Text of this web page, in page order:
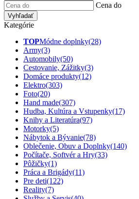
Cena do
Vyhľadať
Kategórie
TOPMódne doplnky(28)
Army(3)
Automobily(50)
Cestovanie, Zážitky(3)
Domáce produkty(12)
Elektro(303)
Foto(20)
Hand made(307)
Hudba, Kultúra a Vstupenky(17)
Knihy a Literatúra(97)
Motorky(5)
Nábytok a Bývanie(78)
Oblečenie, Obuv a Doplnky(140)
Počítače, Softvér a Hry(33)
Pôžičky(1)
Práca a Brigády(11)
Pre deti(122)
Reality(7)